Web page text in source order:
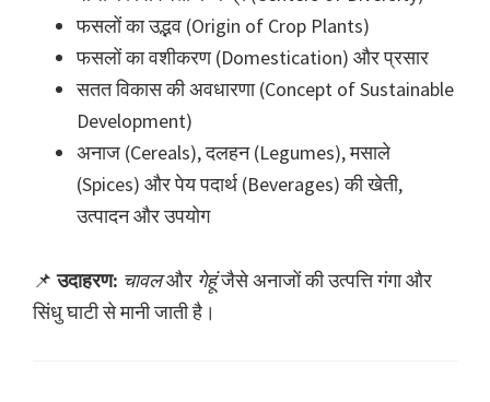
फसलों का उद्भव (Origin of Crop Plants)
फसलों का वशीकरण (Domestication) और प्रसार
सतत विकास की अवधारणा (Concept of Sustainable
Development)
अनाज (Cereals), दलहन (Legumes), मसाले
(Spices) और पेय पदार्थ (Beverages) की खेती,
उत्पादन और उपयोग
📌उदाहरण: चावलऔर गेहूंजैसे अनाजों की उत्पत्ति गंगा और
सिंधु घाटी से मानी जाती है।